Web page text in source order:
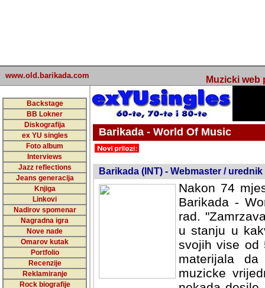
www.old.barikada.com Muzicki web
Backstage
BB Lokner
Diskografija
ex YU singles
Foto album
Interviews
Jazz reflections
Jeans generacija
Knjiga
Linkovi
Nadirov spomenar
Nagradna igra
Nove nade
Omarov kutak
Portfolio
Recenzije
Reklamiranje
Rock biografije
Barikada - World Of Music
Barikada (INT) - Webmaster / urednik
Nakon 74
Barikada -
rad.
u stanju u
svojih vise od
materijala
muzicke